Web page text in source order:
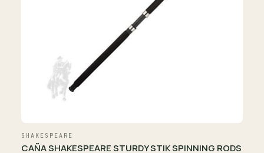
SHAKESPEARE
CAÑA SHAKESPEARE STURDY STIK SPINNING RODS